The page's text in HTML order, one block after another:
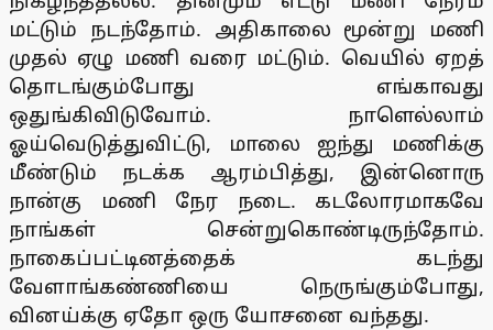
மட்டும் நடந்தோம். அதிகாலை மூன்று மணி
முதல் ஏழு மணி வரை மட்டும். வெயில் ஏறத்
தொடங்கும்போது எங்காவது
ஒதுங்கிவிடுவோம். நாளெல்லாம்
ஓய்வெடுத்துவிட்டு, மாலை ஐந்து மணிக்கு
மீண்டும் நடக்க ஆரம்பித்து, இன்னொரு
நான்கு மணி நேர நடை. கடலோரமாகவே
நாங்கள் சென்றுகொண்டிருந்தோம்.
நாகைப்பட்டினத்தைக் கடந்து
வேளாங்கண்ணியை நெருங்கும்போது,
வினய்க்கு ஏதோ ஒரு யோசனை வந்தது.